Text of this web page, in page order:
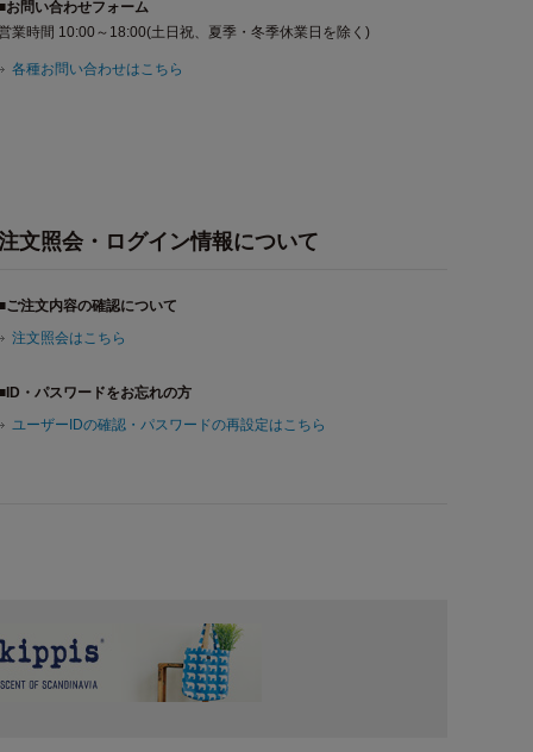
お問い合わせフォーム
業時間 10:00～18:00(土日祝、夏季・冬季休業日を除く)
各種お問い合わせはこちら
文照会・ログイン情報について
ご注文内容の確認について
注文照会はこちら
・パスワードをお忘れの方
ユーザーIDの確認・パスワードの再設定はこちら